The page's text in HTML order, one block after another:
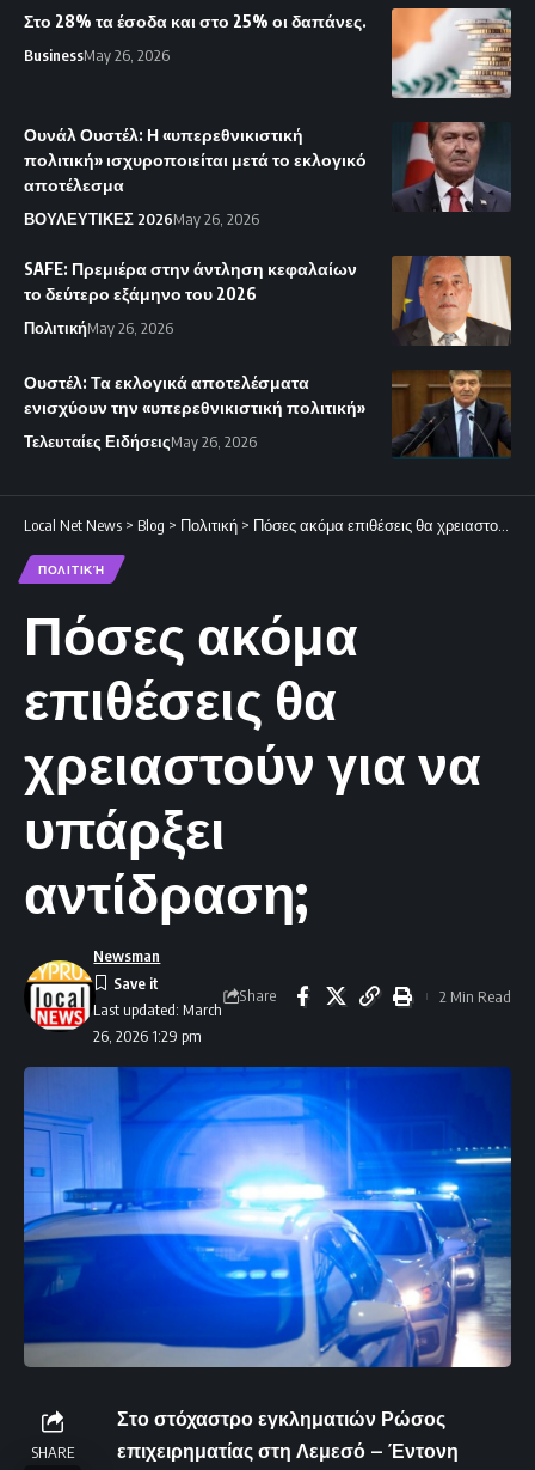
Στο 28% τα έσοδα και στο 25% οι δαπάνες.
BusinessMay 26, 2026
Ουνάλ Ουστέλ: Η «υπερεθνικιστική
πολιτική» ισχυροποιείται μετά το εκλογικό
αποτέλεσμα
ΒΟΥΛΕΥΤΙΚΕΣ 2026May 26, 2026
SAFE: Πρεμιέρα στην άντληση κεφαλαίων
το δεύτερο εξάμηνο του 2026
ΠολιτικήMay 26, 2026
Ουστέλ: Τα εκλογικά αποτελέσματα
ενισχύουν την «υπερεθνικιστική πολιτική»
Τελευταίες ΕιδήσειςMay 26, 2026
Local Net News > Blog > Πολιτική > Πόσες ακόμα επιθέσεις θα χρειαστούν για να υπάρξει αντίδραση;
ΠΟΛΙΤΙΚΉ
Πόσες ακόμα
επιθέσεις θα
χρειαστούν για να
υπάρξει
αντίδραση;
Last updated: March
26, 2026 1:29 pm
Newsman
Share 2 Min Read
SHARE
Στο στόχαστρο εγκληματιών Ρώσος
επιχειρηματίας στη Λεμεσό – Έντονη